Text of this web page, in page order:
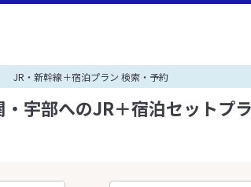
JR・新幹線＋宿泊プラン 検索・予約
宇部へのJR＋宿泊セットプ